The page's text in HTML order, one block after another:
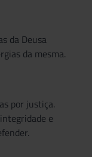
da Deusa
da mesma.
por justiça.
e